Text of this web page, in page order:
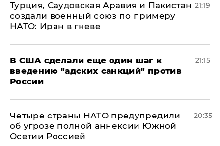
Турция, Саудовская Аравия и Пакистан
создали военный союз по примеру
НАТО: Иран в гневе
21:19
В США сделали еще один шаг к
введению "адских санкций" против
России
21:15
Четыре страны НАТО предупредили
об угрозе полной аннексии Южной
Осетии Россией
20:35